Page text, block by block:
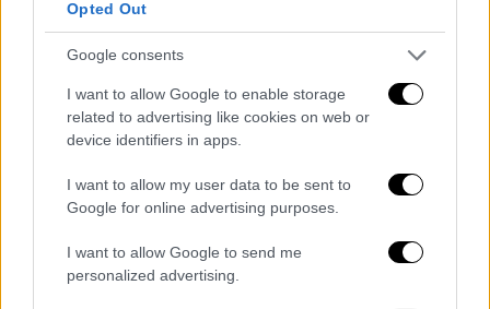
Opted Out
Google consents
I want to allow Google to enable storage
related to advertising like cookies on web or
device identifiers in apps.
I want to allow my user data to be sent to
Google for online advertising purposes.
I want to allow Google to send me
personalized advertising.
Ξεκίνησαν οι τριήμερες εκδηλώσεις στην Κύπρο για τη
μνήμη των θυμάτων της Γενοκτονίας των Ποντίων
Η κεντρική εκδήλωση της Λεμεσού, την
οποία διοργάνωσε η «Ρωμιοσύνη» υπό την
πραγματοποιήθηκε στο γεμάτο από κόσμο
Αμφιθέατρο Ηρώων.